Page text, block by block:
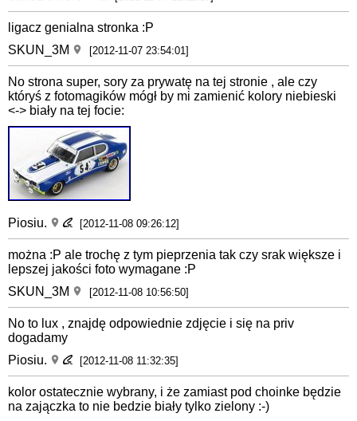
ligacz genialna stronka :P
SKUN_3M
[2012-11-07 23:54:01]
No strona super, sory za prywatę na tej stronie , ale czy
któryś z fotomagików mógł by mi zamienić kolory niebieski
<-> biały na tej focie:
Piosiu. [2012-11-08 09:26:12]
można :P ale trochę z tym pieprzenia tak czy srak większe i
lepszej jakości foto wymagane :P
SKUN_3M
[2012-11-08 10:56:50]
No to lux , znajdę odpowiednie zdjęcie i się na priv
dogadamy
Piosiu.
[2012-11-08 11:32:35]
kolor ostatecznie wybrany, i że zamiast pod choinke będzie
na zajączka to nie bedzie biały tylko zielony :-)